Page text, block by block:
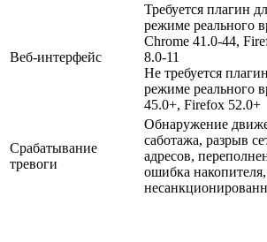
Веб-интерфейс
Требуется плагин
режиме реального
Chrome 41.0-44,
8.0-11
Не требуется
режиме реального
45.0+, Firefox 52.0+
Срабатывание
тревоги
Обнаружение
саботажа, разрыв
адресов,
ошибка